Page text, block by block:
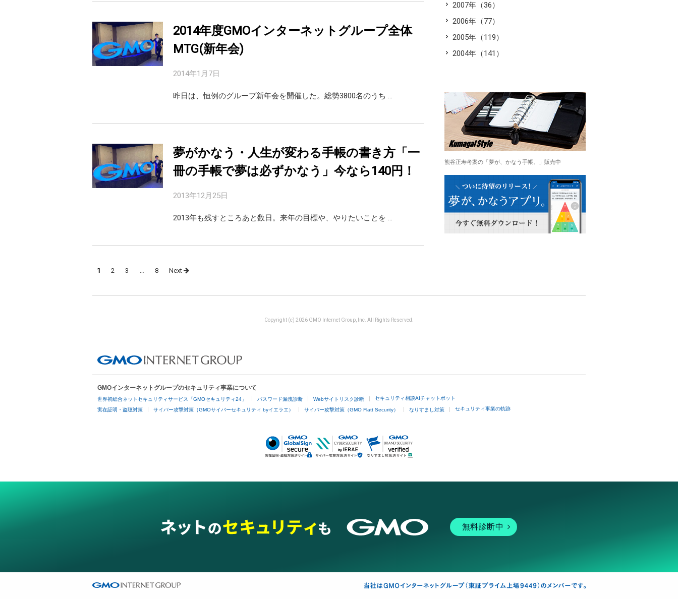
2014年度GMOインターネットグループ全体
MTG(新年会)
2014年1月7日
昨日は、恒例のグループ新年会を開催した。総勢3800名のうち …
夢がかなう・人生が変わる手帳の書き方「一
冊の手帳で夢は必ずかなう」今なら140円！
2013年12月25日
2013年も残すところあと数日。来年の目標や、やりたいことを …
Posts
1 2 3 … 8 Next
2007年（36）
2006年（77）
2005年（119）
2004年（141）
熊谷正寿考案の「夢が、かなう手帳。」販売中
Copyright (c) 2026 GMO Internet Group, Inc. All Rights Reserved.
GMOインターネットグループのセキュリティ事業について
世界初総合ネットセキュリティサービス「GMOセキュリティ24」 パスワード漏洩診断 Webサイトリスク診断 セキュリティ相談AIチャットボット
実在証明・盗聴対策 サイバー攻撃対策（GMOサイバーセキュリティ byイエラエ） サイバー攻撃対策（GMO Flatt Security） なりすまし対策 セキュリティ事業の軌跡
無料診断中